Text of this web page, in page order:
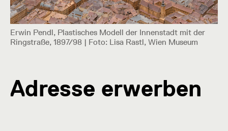
Erwin Pendl, Plastisches Modell der Innenstadt mit der
Ringstraße, 1897/98 | Foto: Lisa Rastl, Wien Museum
Adresse erwerben